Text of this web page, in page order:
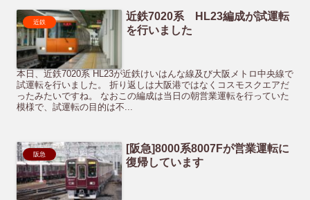
近鉄
近鉄7020系 HL23編成が試運転
を行いました
本日、近鉄7020系 HL23が近鉄けいはんな線及び大阪メトロ中央線で
試運転を行いました。 折り返しは大阪港ではなくコスモスクエアだ
ったみたいですね。 なおこの編成は当日の朝営業運転を行っていた
模様で、試運転の目的は不...
阪急
[阪急]8000系8007Fが営業運転に
復帰しています